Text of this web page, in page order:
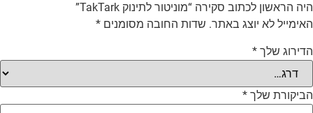
היה הראשון לכתוב סקירה “מוניטור לתינוק TakTark”
האימייל לא יוצג באתר. שדות החובה מסומנים *
הדירוג שלך *
הביקורת שלך *